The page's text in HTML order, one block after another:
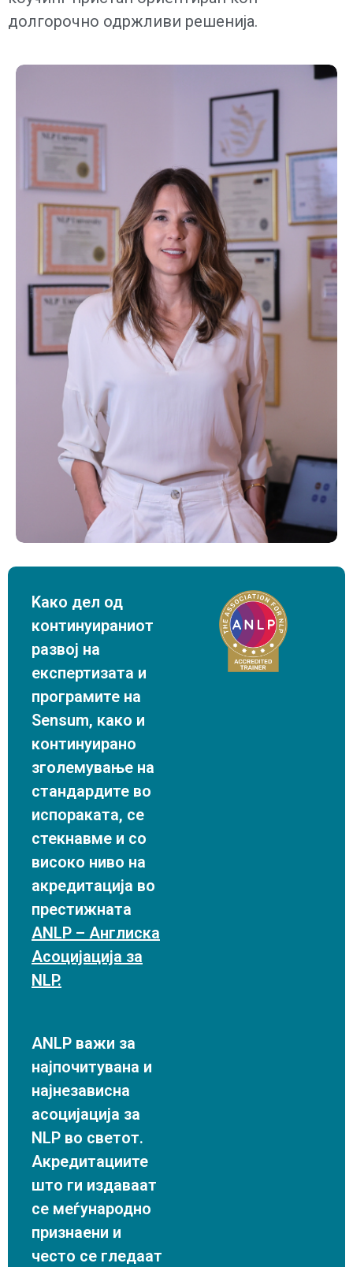
долгорочно одржливи решенија.
Kако дел од
континуираниот
развој на
експертизата и
програмите на
Sensum, како и
континуирано
зголемување на
стандардите во
испораката, се
стекнавме и со
високо ниво на
акредитација во
престижната
ANLP – Англиска
Асоцијација за
NLP.
ANLP важи за
најпочитувана и
најнезависна
асоцијација за
NLP во светот.
Акредитациите
што ги издаваат
се меѓународно
признаени и
често се гледаат